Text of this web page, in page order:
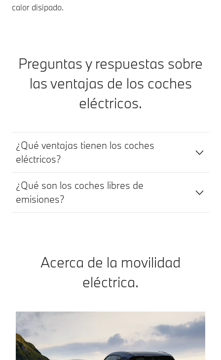
calor disipado.
Preguntas y respuestas sobre
las ventajas de los coches
eléctricos.
¿Qué ventajas tienen los coches
eléctricos?
¿Qué son los coches libres de
emisiones?
Acerca de la movilidad
eléctrica.